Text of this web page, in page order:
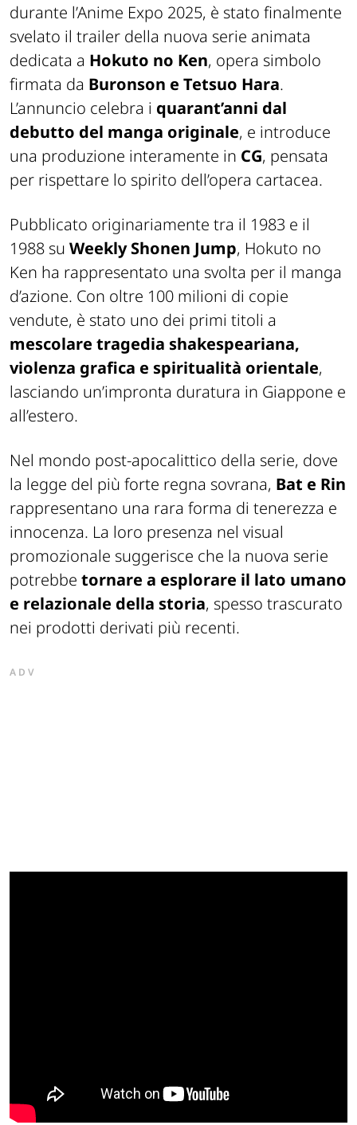
durante l’Anime Expo 2025, è stato finalmente
svelato il trailer della nuova serie animata
dedicata a Hokuto no Ken, opera simbolo
firmata da Buronson e Tetsuo Hara.
L’annuncio celebra i quarant’anni dal
debutto del manga originale, e introduce
una produzione interamente in CG, pensata
per rispettare lo spirito dell’opera cartacea.
Pubblicato originariamente tra il 1983 e il
1988 su Weekly Shonen Jump, Hokuto no
Ken ha rappresentato una svolta per il manga
d’azione. Con oltre 100 milioni di copie
vendute, è stato uno dei primi titoli a
mescolare tragedia shakespeariana,
violenza grafica e spiritualità orientale,
lasciando un’impronta duratura in Giappone e
all’estero.
Nel mondo post-apocalittico della serie, dove
la legge del più forte regna sovrana, Bat e Rin
rappresentano una rara forma di tenerezza e
innocenza. La loro presenza nel visual
promozionale suggerisce che la nuova serie
potrebbe tornare a esplorare il lato umano
e relazionale della storia, spesso trascurato
nei prodotti derivati più recenti.
ADV